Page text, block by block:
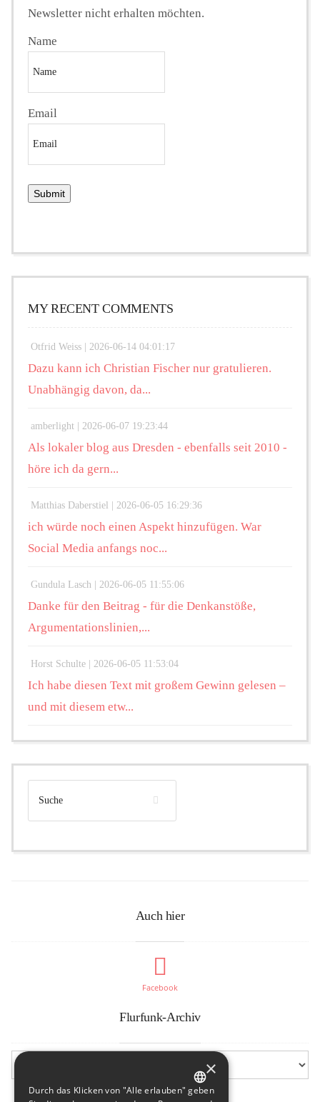
Newsletter nicht erhalten möchten.
Name
Email
MY RECENT COMMENTS
Otfrid Weiss | 2026-06-14 04:01:17
Dazu kann ich Christian Fischer nur gratulieren.
Unabhängig davon, da...
amberlight | 2026-06-07 19:23:44
Als lokaler blog aus Dresden - ebenfalls seit 2010 -
höre ich da gern...
Matthias Daberstiel | 2026-06-05 16:29:36
ich würde noch einen Aspekt hinzufügen. War
Social Media anfangs noc...
Gundula Lasch | 2026-06-05 11:55:06
Danke für den Beitrag - für die Denkanstöße,
Argumentationslinien,...
Horst Schulte | 2026-06-05 11:53:04
Ich habe diesen Text mit großem Gewinn gelesen –
und mit diesem etw...
Auch hier
Facebook
Flurfunk-Archiv
×
Durch das Klicken von "Alle erlauben" geben